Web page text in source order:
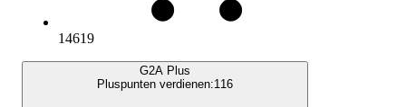
14619
G2A Plus
Pluspunten verdienen:116